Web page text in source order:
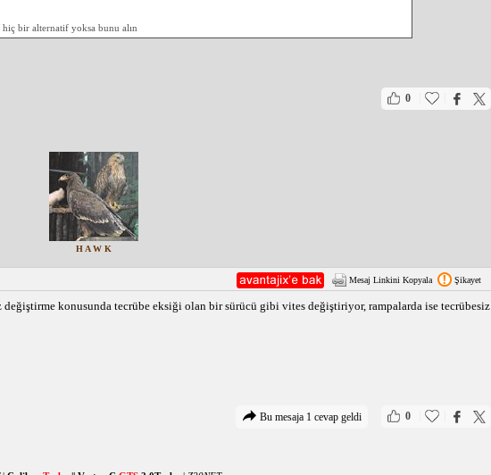
hiç bir alternatif yoksa bunu alın
0
H A W K
Mesaj Linkini Kopyala Şikayet
değiştirme konusunda tecrübe eksiği olan bir sürücü gibi vites değiştiriyor, rampalarda ise tecrübesiz
0
Bu mesaja 1 cevap geldi